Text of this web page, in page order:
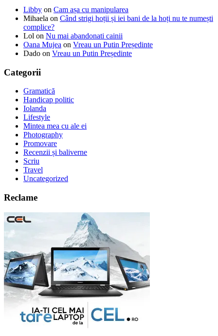
Libby on Cam așa cu manipularea
Mihaela on Când strigi hoții și iei bani de la hoți nu te numești
complice?
Lol on Nu mai abandonati cainii
Oana Mujea on Vreau un Putin Președinte
Dado on Vreau un Putin Președinte
Categorii
Gramatică
Handicap politic
Iolanda
Lifestyle
Mintea mea cu ale ei
Photography
Promovare
Recenzii și baliverne
Scriu
Travel
Uncategorized
Reclame